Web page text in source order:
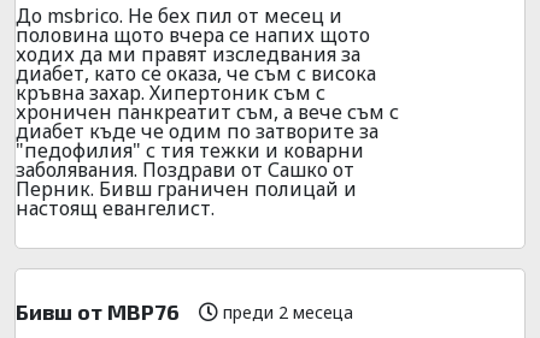
До msbrico. Не бех пил от месец и
половина щото вчера се напих щото
ходих да ми правят изследвания за
диабет, като се оказа, че съм с висока
кръвна захар. Хипертоник съм с
хроничен панкреатит съм, а вече съм с
диабет къде че одим по затворите за
"педофилия" с тия тежки и коварни
заболявания. Поздрави от Сашко от
Перник. Бивш граничен полицай и
настоящ евангелист.
Бивш от МВР76 преди 2 месеца